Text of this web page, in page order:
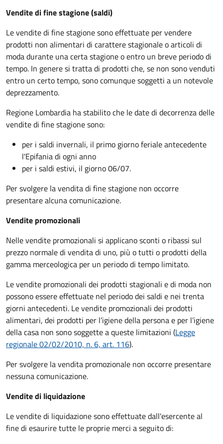
Vendite di fine stagione (saldi)
Le vendite di fine stagione sono effettuate per vendere
prodotti non alimentari di carattere stagionale o articoli di
moda durante una certa stagione o entro un breve periodo di
tempo. In genere si tratta di prodotti che, se non sono venduti
entro un certo tempo, sono comunque soggetti a un notevole
deprezzamento.
Regione Lombardia ha stabilito che le date di decorrenza delle
vendite di fine stagione sono:
per i saldi invernali, il primo giorno feriale antecedente
l'Epifania di ogni anno
per i saldi estivi, il giorno 06/07.
Per svolgere la vendita di fine stagione non occorre
presentare alcuna comunicazione.
Vendite promozionali
Nelle vendite promozionali si applicano sconti o ribassi sul
prezzo normale di vendita di uno, più o tutti o prodotti della
gamma merceologica per un periodo di tempo limitato.
Le vendite promozionali dei prodotti stagionali e di moda non
possono essere effettuate nel periodo dei saldi e nei trenta
giorni antecedenti. Le vendite promozionali dei prodotti
alimentari, dei prodotti per l’igiene della persona e per l’igiene
della casa non sono soggette a queste limitazioni (Legge
regionale 02/02/2010, n. 6, art. 116).
Per svolgere la vendita promozionale non occorre presentare
nessuna comunicazione.
Vendite di liquidazione
Le vendite di liquidazione sono effettuate dall'esercente al
fine di esaurire tutte le proprie merci a seguito di: